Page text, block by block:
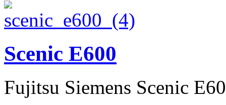
Scenic E600
Fujitsu Siemens Scenic